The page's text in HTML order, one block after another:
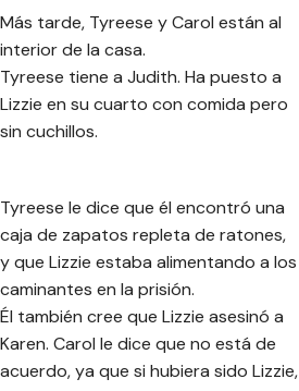
Más tarde, Tyreese y Carol están al
interior de la casa.
Tyreese tiene a Judith. Ha puesto a
Lizzie en su cuarto con comida pero
sin cuchillos.
Tyreese le dice que él encontró una
caja de zapatos repleta de ratones,
y que Lizzie estaba alimentando a los
caminantes en la prisión.
Él también cree que Lizzie asesinó a
Karen. Carol le dice que no está de
acuerdo, ya que si hubiera sido Lizzie,